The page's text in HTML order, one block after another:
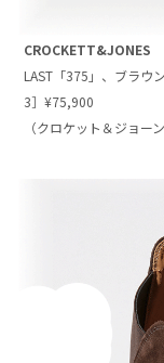
CROCKETT&JONES
LAST「375」、ブラウ
3］¥75,900
（クロケット＆ジョー